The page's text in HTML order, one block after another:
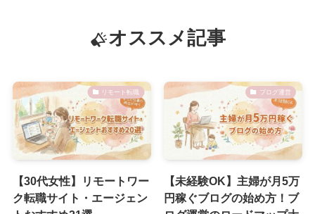
オススメ記事
リモート転職
【30代女性】リモートワー
ク転職サイト・エージェン
ブログ運営
【未経験OK】主婦が月5万
円稼ぐブログの始め方！ブ